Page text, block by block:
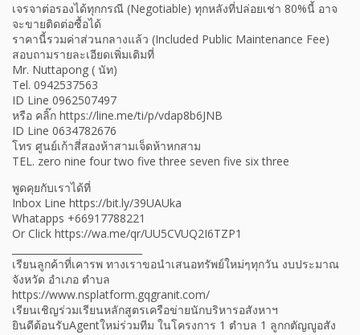
เจรจาต่อรองได้ทุกกรณี (Negotiable) ทุกหลังที่ปล่อยเช่า 80%นี้ อาจ
จะขายติดต่อซื้อได้
ราคานี้รวมค่าส่วนกลางแล้ว (Included Public Maintenance Fee)
สอบถามรายละเอียดเพิ่มเติมที่
Mr. Nuttapong ( นัท)
Tel. 0942537563
ID Line 0962507497
หรือ คลิ๊ก https://line.me/ti/p/vdap8b6JNB
ID Line 0634782676
โทร ศูนย์เก้าสี่สองห้าสามเจ็ดห้าหกสาม
TEL. zero nine four two five three seven five six three
พูดคุยกับเราได้ที่
Inbox Line https://bit.ly/39UAUka
Whatapps +66917788221
Or Click https://wa.me/qr/UU5CVUQ2I6TZP1
เรียนลูกค้าที่เคารพ ทางเราขอนำเสนอทรัพย์ใหม่ๆทุกวัน งบประมาณ
จังหวัด อำเภอ ตำบล
https://www.nsplatform.gqgranit.com/
เรียนเชิญร่วมเรียนหลักสูตรเครือข่ายนักบริหารอสังหาฯ
ยินดีต้อนรับAgentใหม่ร่วมทีม ในโครงการ 1 ตำบล 1 ลูกกตัญญูอสัง